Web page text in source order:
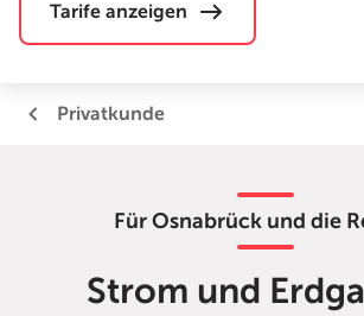
Tarife anzeigen
Privatkunde
Für Osnabrück und die
Strom und